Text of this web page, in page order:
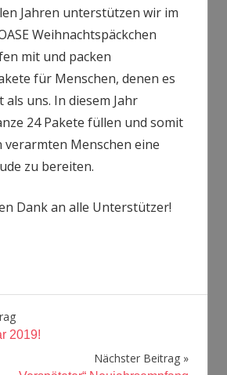
Jahren unterstützen wir im
Weihnachtspäckchen
mit und packen
für Menschen, denen es
uns. In diesem Jahr
24 Pakete füllen und somit
Menschen eine
zu bereiten.
Dank an alle Unterstützer!
2019!
Nächster Beitrag